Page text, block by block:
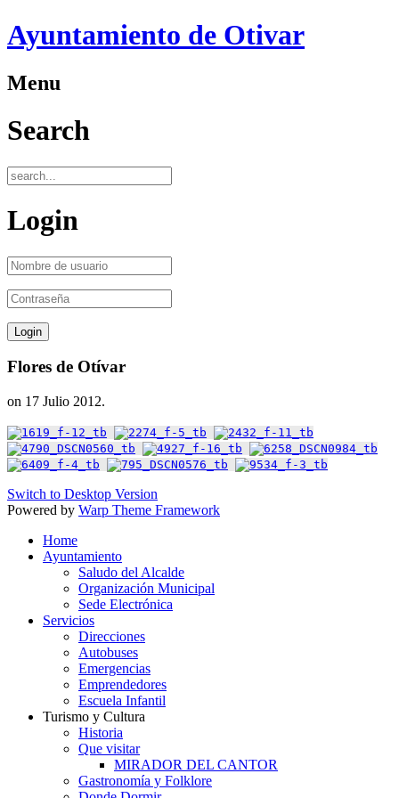
Ayuntamiento de Otivar
Menu
Search
Login
Flores de Otívar
on 17 Julio 2012.
Switch to Desktop Version
Powered by Warp Theme Framework
Home
Ayuntamiento
Saludo del Alcalde
Organización Municipal
Sede Electrónica
Servicios
Direcciones
Autobuses
Emergencias
Emprendedores
Escuela Infantil
Turismo y Cultura
Historia
Que visitar
MIRADOR DEL CANTOR
Gastronomía y Folklore